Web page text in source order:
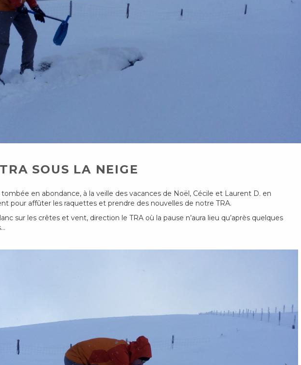
SOUS LA NEIGE
en abondance, à la veille des vacances de Noël, Cécile et Laurent D. en
pour affûter les raquettes et prendre des nouvelles de notre TRA.
sur les crêtes et vent, direction le TRA où la pause n’aura lieu qu’après quelques